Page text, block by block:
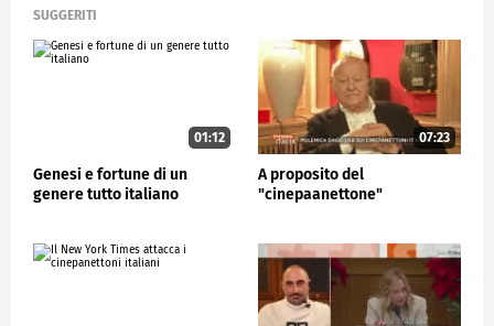
SUGGERITI
01:12
Genesi e fortune di un
genere tutto italiano
07:23
A proposito del
"cinepaanettone"